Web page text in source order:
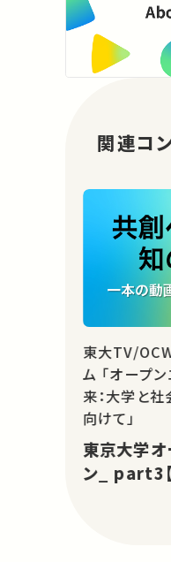
関連コ
東大TV/
ム 「オープ
来：大学と
向けて」
東京大学オ
ン_ part3